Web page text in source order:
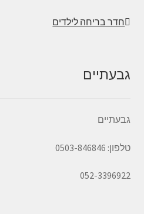
חדר בריחה לילדים
גבעתיים
גבעתיים
טלפון: 0503-846846
052-3396922